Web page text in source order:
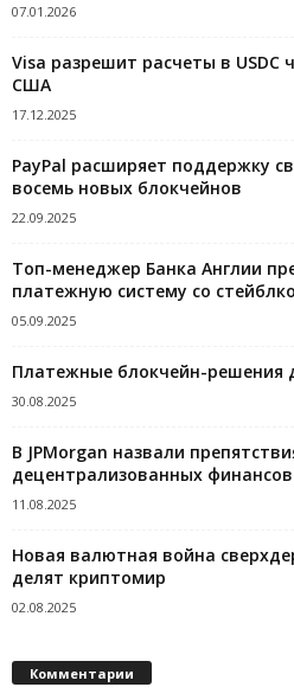
07.01.2026
Visa разрешит расчеты в USDC
США
17.12.2025
PayPal расширяет поддержку
восемь новых блокчейнов
22.09.2025
Топ-менеджер Банка Англии
платежную систему со
05.09.2025
Платежные блокчейн-решения
30.08.2025
В JPMorgan назвали
децентрализованных финансов
11.08.2025
Новая валютная война
делят криптомир
02.08.2025
Комментарии